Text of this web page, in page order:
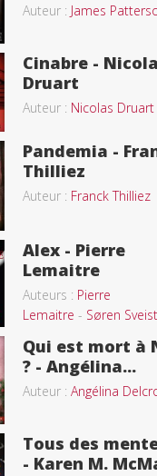
Auteur : James
Cinabre -
Druart
Auteur : Nicolas Druart
Pandemia -
Thilliez
Auteur : Franck Thilliez
Alex - Pierre
Lemaitre
Auteurs : Pierre
Lemaitre - Søren
Qui est mort à
? - Angélina...
Auteur : Angélina
Tous des
- Karen M.